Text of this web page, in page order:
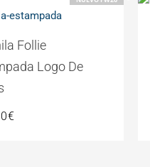
Follie
Logo De
€